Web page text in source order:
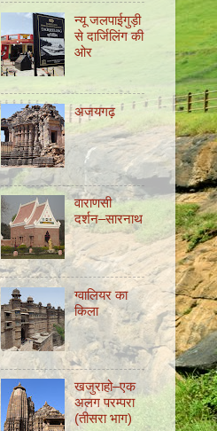
न्यू जलपाईगुड़ी
से दार्जिलिंग की
ओर
अजयगढ़
वाराणसी
दर्शन–सारनाथ
ग्वालियर का
किला
खजुराहो–एक
अलग परम्परा
(तीसरा भाग)